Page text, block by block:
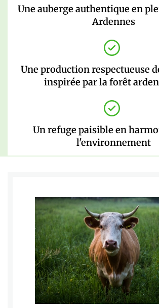
Une auberge authentique en
Ardennes
Une production respectueuse
inspirée par la forêt
Un refuge paisible en
l'environnement